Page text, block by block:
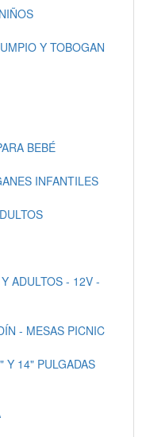
Y TOBOGAN
BEBÉ
INFANTILES
ADULTOS - 12V -
- MESAS PICNIC
Y 14" PULGADAS